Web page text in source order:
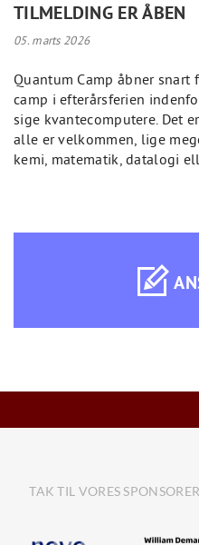
TILMELDING ER ÅBEN
05. marts 2026
Quantum Camp åbner
camp i efterårsferien
sige kvantecomputere. Det
alle er velkommen, lige
kemi, matematik, datalogi
TAK TIL VORES